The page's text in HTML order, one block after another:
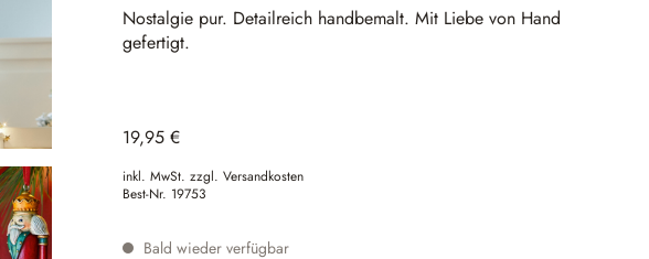
Nostalgie pur. Detailreich handbemalt.Mit Liebe von Hand
gefertigt.
19,95 €
inkl. MwSt. zzgl. Versandkosten
Best-Nr. 19753
Bald wieder verfügbar